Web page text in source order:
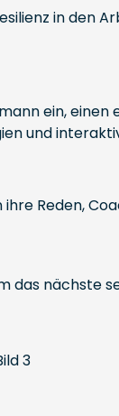
in
ein,
und
Reden,
das nächste